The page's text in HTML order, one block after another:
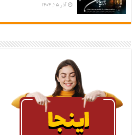
آذر ۲۵, ۱۴۰۴